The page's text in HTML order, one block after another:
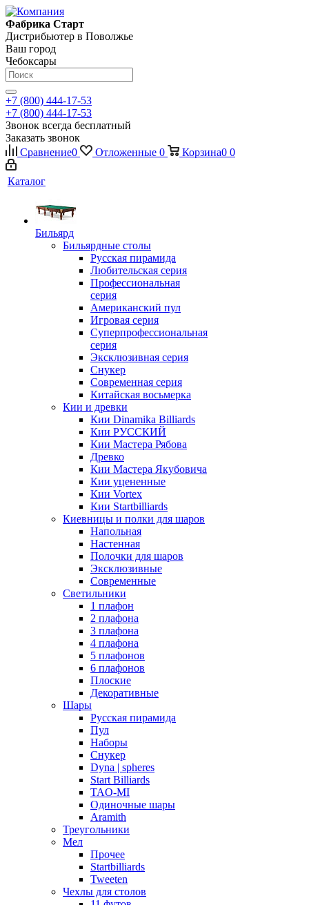
Фабрика Старт
Дистрибьютер в Поволжье
Ваш город
Чебоксары
+7 (800) 444-17-53
+7 (800) 444-17-53
Звонок всегда бесплатный
Заказать звонок
Сравнение0 Отложенные 0 Корзина0 0
Каталог
Бильярд
Бильярдные столы
Русская пирамида
Любительская серия
Профессиональная
серия
Американский пул
Игровая серия
Суперпрофессиональная
серия
Эксклюзивная серия
Снукер
Современная серия
Китайская восьмерка
Кии и древки
Кии Dinamika Billiards
Кии РУССКИЙ
Кии Мастера Рябова
Древко
Кии Мастера Якубовича
Кии уцененные
Кии Vortex
Кии Startbilliards
Киевницы и полки для шаров
Напольная
Настенная
Полочки для шаров
Эксклюзивные
Современные
Светильники
1 плафон
2 плафона
3 плафона
4 плафона
5 плафонов
6 плафонов
Плоские
Декоративные
Шары
Русская пирамида
Пул
Наборы
Снукер
Dyna | spheres
Start Billiards
TAO-MI
Одиночные шары
Aramith
Треугольники
Мел
Прочее
Startbilliards
Tweeten
Чехлы для столов